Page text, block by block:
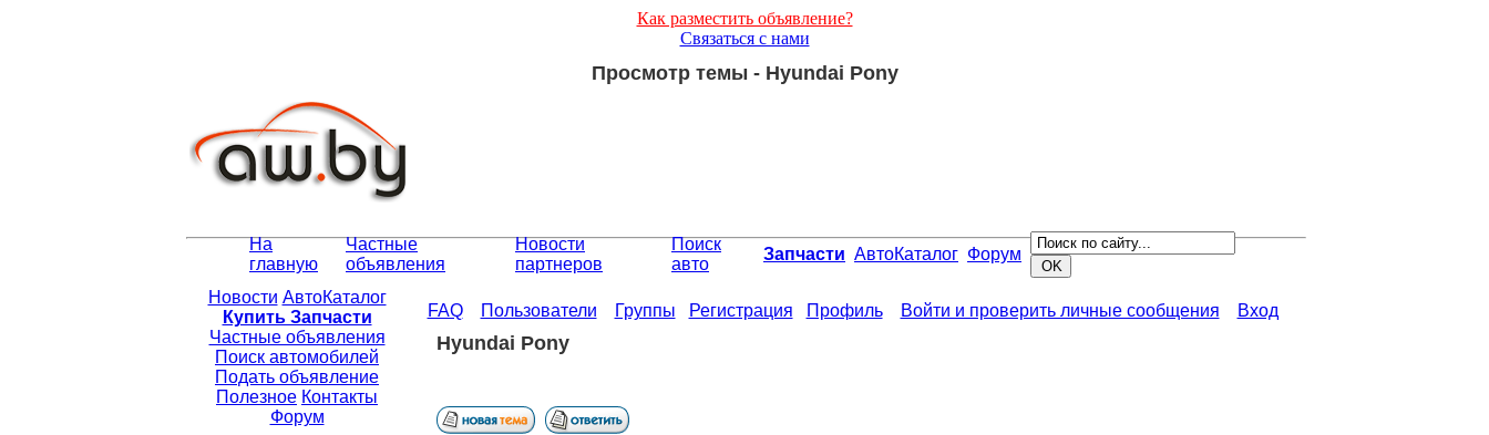
Как разместить объявление?
Связаться с нами
Просмотр темы - Hyundai Pony
На
главную
Частные
объявления
Новости
партнеров
Поиск
авто
Запчасти АвтоКаталог Форум
Новости АвтоКаталог
Купить Запчасти
Частные объявления
Поиск автомобилей
Подать объявление
Полезное Контакты
Форум
FAQ Пользователи Группы Регистрация Профиль Войти и проверить личные сообщения Вход
Hyundai Pony